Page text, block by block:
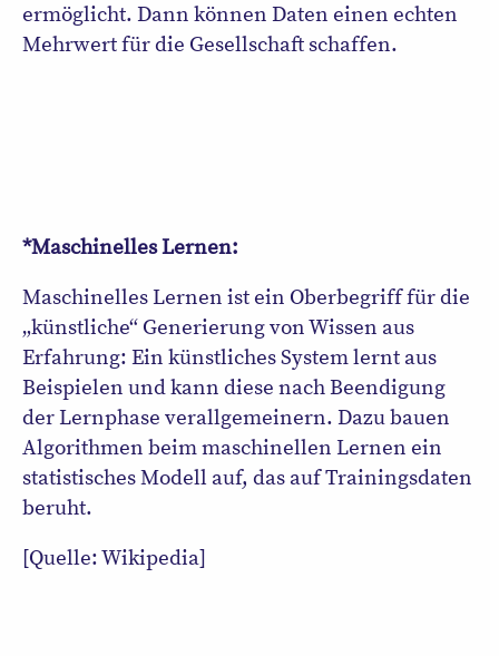
ermöglicht. Dann können Daten einen echten
Mehrwert für die Gesellschaft schaffen.
*Maschinelles Lernen:
Maschinelles Lernen ist ein Oberbegriff für die
„künstliche“ Generierung von Wissen aus
Erfahrung: Ein künstliches System lernt aus
Beispielen und kann diese nach Beendigung
der Lernphase verallgemeinern. Dazu bauen
Algorithmen beim maschinellen Lernen ein
statistisches Modell auf, das auf Trainingsdaten
beruht.
[Quelle: Wikipedia]